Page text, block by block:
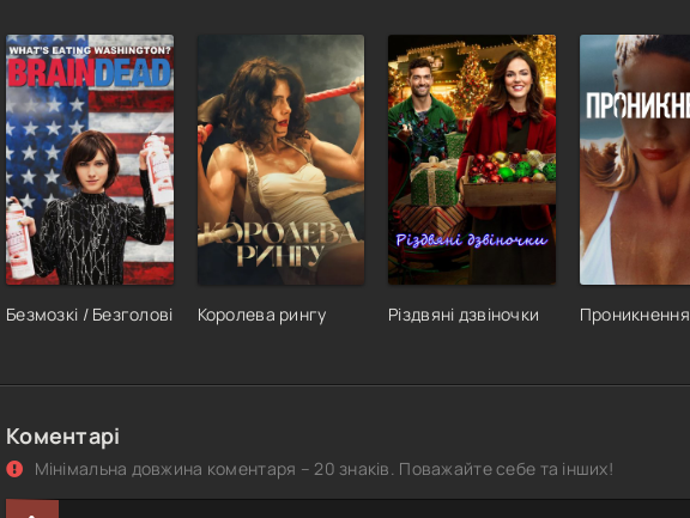
Безмозкі / Безголові Королева рингу Різдвяні дзвіночки Проникнення
Коментарі
Мінімальна довжина коментаря – 20 знаків. Поважайте себе та інших!